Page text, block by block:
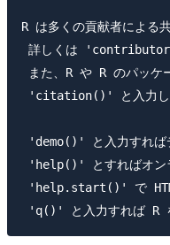
R は多くの貢献者による
詳しくは
また、R や R のパッケ
'citation()' と入力し
'demo()' と入力すれば
'help()' とすればオン
'help.start()' で HTML